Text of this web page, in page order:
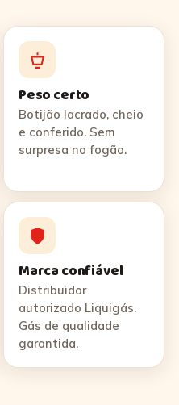
Peso certo
Botijão lacrado, cheio
e conferido. Sem
surpresa no fogão.
Marca confiável
Distribuidor
autorizado Liquigás.
Gás de qualidade
garantida.